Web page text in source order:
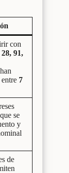
con
28, 91,
7
se
y
de